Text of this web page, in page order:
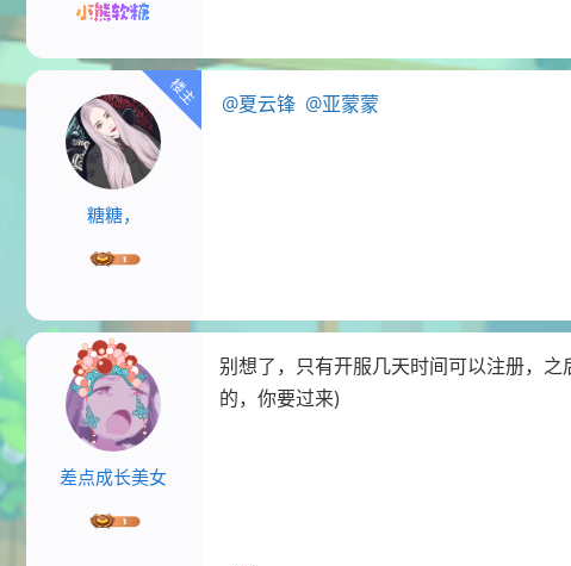
糖糖，
@夏云锋 @亚蒙蒙
差点成长美女
别想了，只有开服几天时间可以注册，
的，你要过来)